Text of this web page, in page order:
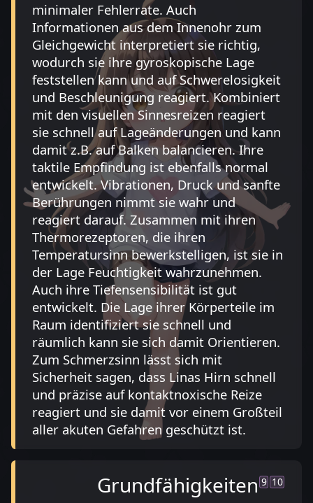
minimaler Fehlerrate. Auch
Informationen aus dem Innenohr zum
Gleichgewicht interpretiert sie richtig,
wodurch sie ihre gyroskopische Lage
feststellen kann und auf Schwerelosigkeit
und Beschleunigung reagiert. Kombiniert
mit den visuellen Sinnesreizen reagiert
sie schnell auf Lageänderungen und kann
damit z.B. auf Balken balancieren. Ihre
taktile Empfindung ist ebenfalls normal
entwickelt. Vibrationen, Druck und sanfte
Berührungen nimmt sie wahr und
reagiert darauf. Zusammen mit ihren
Thermorezeptoren, die ihren
Temperatursinn bewerkstelligen, ist sie in
der Lage Feuchtigkeit wahrzunehmen.
Auch ihre Tiefensensibilität ist gut
entwickelt. Die Lage ihrer Körperteile im
Raum identifiziert sie schnell und
räumlich kann sie sich damit Orientieren.
Zum Schmerzsinn lässt sich mit
Sicherheit sagen, dass Linas Hirn schnell
und präzise auf kontaktnoxische Reize
reagiert und sie damit vor einem Großteil
aller akuten Gefahren geschützt ist.
Grundfähigkeiten 9 10